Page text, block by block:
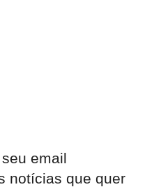
email​
notícias que quer